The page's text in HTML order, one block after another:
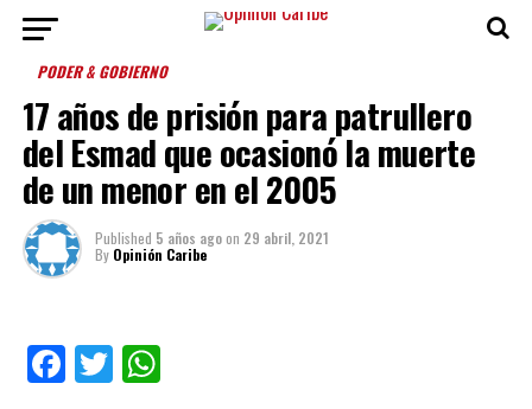
PODER & GOBIERNO
17 años de prisión para patrullero
del Esmad que ocasionó la muerte
de un menor en el 2005
Published 5 años agoon 29 abril, 2021
By Opinión Caribe
Facebook
TwitterWhatsApp